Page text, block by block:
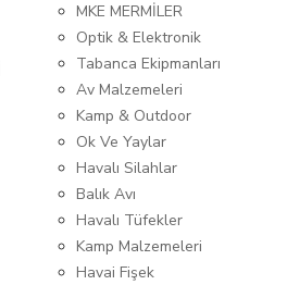
MKE MERMİLER
Optik & Elektronik
Tabanca Ekipmanları
Av Malzemeleri
Kamp & Outdoor
Ok Ve Yaylar
Havalı Silahlar
Balık Avı
Havalı Tüfekler
Kamp Malzemeleri
Havai Fişek